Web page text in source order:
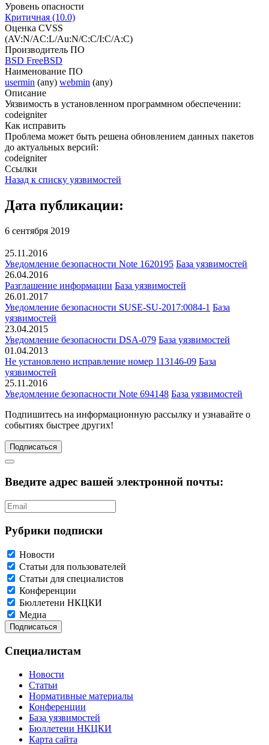
Уровень опасности
Критичная (10.0)
Оценка CVSS
(AV:N/AC:L/Au:N/C:C/I:C/A:C)
Производитель ПО
BSD FreeBSD
Наименование ПО
usermin (any) webmin (any)
Описание
Уязвимость в установленном программном обеспечении:
codeigniter
Как исправить
Проблема может быть решена обновлением данных пакетов
до актуальных версий:
codeigniter
Ссылки
Назад к списку уязвимостей
Дата публикации:
6 сентября 2019
25.11.2016
Уведомление безопасности Note 1620195 База уязвимостей
26.04.2016
Разглашение информации База уязвимостей
26.01.2017
Уведомление безопасности SUSE-SU-2017:0084-1 База
уязвимостей
23.04.2015
Уведомление безопасности DSA-079 База уязвимостей
01.04.2013
Не установлено исправление номер 113146-09 База
уязвимостей
25.11.2016
Уведомление безопасности Note 694148 База уязвимостей
Подпишитесь на информационную рассылку и узнавайте о
событиях быстрее других!
Подписаться
Введите адрес вашей электронной почты:
Рубрики подписки
Новости
Статьи для пользователей
Статьи для специалистов
Конференции
Бюллетени НКЦКИ
Медиа
Специалистам
Новости
Статьи
Нормативные материалы
Конференции
База уязвимостей
Бюллетени НКЦКИ
Карта сайта